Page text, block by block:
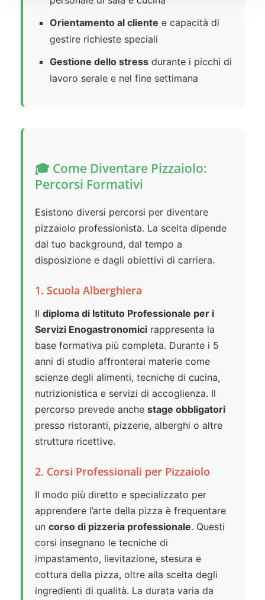
Orientamento al cliente e capacità di
gestire richieste speciali
Gestione dello stress durante i picchi di
lavoro serale e nel fine settimana
🎓 Come Diventare Pizzaiolo:
Percorsi Formativi
Esistono diversi percorsi per diventare
pizzaiolo professionista. La scelta dipende
dal tuo background, dal tempo a
disposizione e dagli obiettivi di carriera.
1. Scuola Alberghiera
Il diploma di Istituto Professionale per i
Servizi Enogastronomici rappresenta la
base formativa più completa. Durante i 5
anni di studio affronterai materie come
scienze degli alimenti, tecniche di cucina,
nutrizionistica e servizi di accoglienza. Il
percorso prevede anche stage obbligatori
presso ristoranti, pizzerie, alberghi o altre
strutture ricettive.
2. Corsi Professionali per Pizzaiolo
Il modo più diretto e specializzato per
apprendere l’arte della pizza è frequentare
un corso di pizzeria professionale. Questi
corsi insegnano le tecniche di
impastamento, lievitazione, stesura e
cottura della pizza, oltre alla scelta degli
ingredienti di qualità. La durata varia da